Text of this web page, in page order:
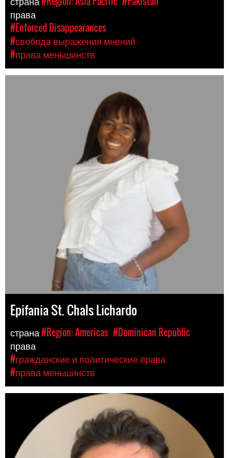
права
#Enforced Disappearances
#свобода выражения мнений
#права меньшинств
Epifania St. Chals Lichardo
страна#Region: Americas #Dominican Republic
права
#гражданские и политические права
#права меньшинств